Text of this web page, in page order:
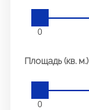
0
Площадь (кв. м.)
0